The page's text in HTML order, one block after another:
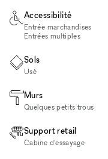
Accessibilité
Entrée marchandises
Entrées multiples
Sols
Usé
Murs
Quelques petits trous
Support retail
Cabine d'essayage